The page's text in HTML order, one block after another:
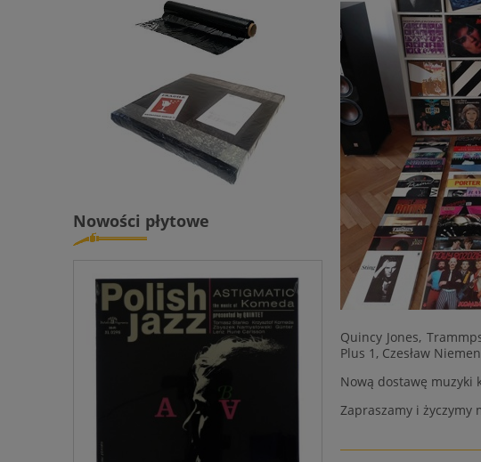
Nowości płytowe
Quincy Jones,
Plus 1, Czesław
Nową dostawę muzyki
Zapraszamy i życzymy